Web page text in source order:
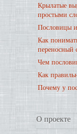
Крылатые
простыми
Пословицы
Как
переносный
Чем
Как
Почему у
О проекте